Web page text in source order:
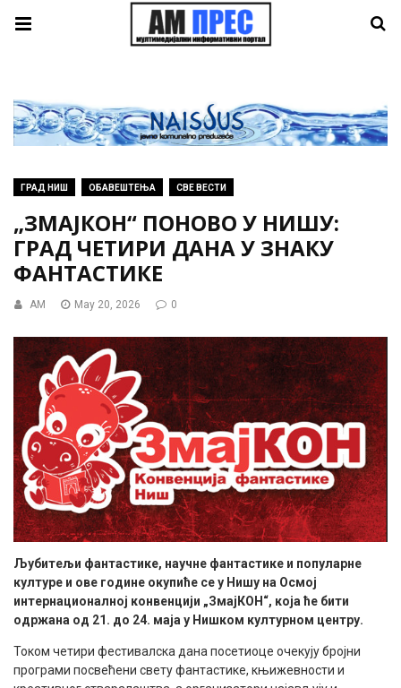
ГРАД НИШ ОБАВЕШТЕЊА СВЕ ВЕСТИ
„ЗМАЈКОН“ ПОНОВО У НИШУ:
ГРАД ЧЕТИРИ ДАНА У ЗНАКУ
ФАНТАСТИКЕ
AM May 20, 2026 0
Љубитељи фантастике, научне фантастике и популарне
културе и ове године окупиће се у Нишу на Осмој
интернационалној конвенцији „ЗмајКОН“, која ће бити
одржана од 21. до 24. маја у Нишком културном центру.
Током четири фестивалска дана посетиоце очекују бројни
програми посвећени свету фантастике, књижевности и